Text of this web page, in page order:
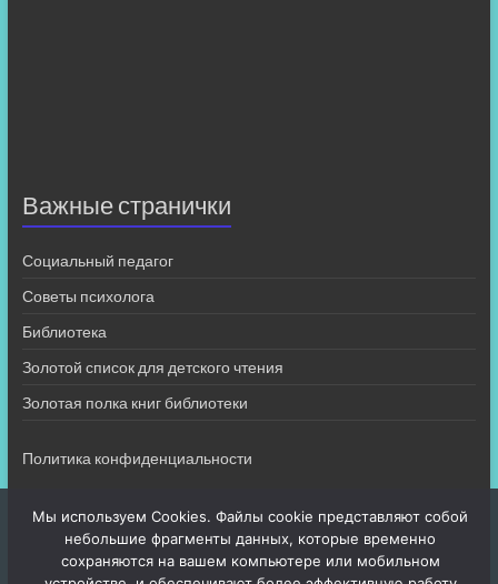
Важные странички
Социальный педагог
Советы психолога
Библиотека
Золотой список для детского чтения
Золотая полка книг библиотеки
Политика конфиденциальности
Мы используем Cookies. Файлы cookie представляют собой
небольшие фрагменты данных, которые временно
сохраняются на вашем компьютере или мобильном